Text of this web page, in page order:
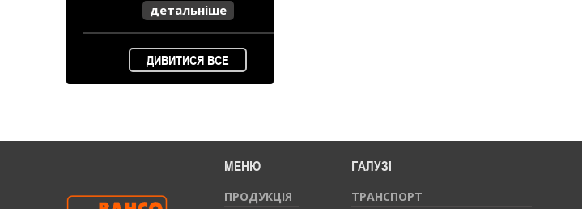
детальніше
ДИВИТИСЯ ВСЕ
МЕНЮ
ПРОДУКЦIЯ
ГАЛУЗІ
ТРАНСПОРТ